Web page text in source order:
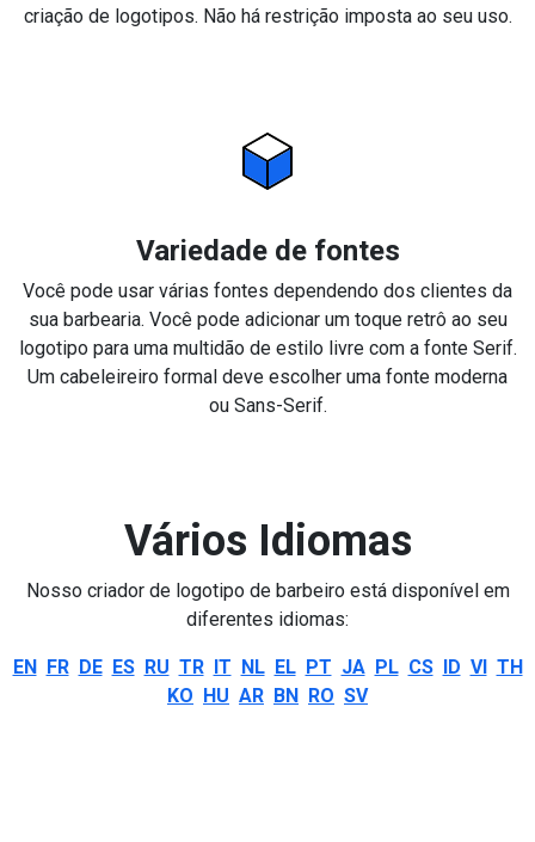
criação de logotipos. Não há restrição imposta ao seu uso.
Variedade de fontes
Você pode usar várias fontes dependendo dos clientes da
sua barbearia. Você pode adicionar um toque retrô ao seu
logotipo para uma multidão de estilo livre com a fonte Serif.
Um cabeleireiro formal deve escolher uma fonte moderna
ou Sans-Serif.
Vários Idiomas
Nosso criador de logotipo de barbeiro está disponível em
diferentes idiomas:
EN FR DE ES RU TR IT NL EL PT JA PL CS ID VI TH
KO HU AR BN RO SV